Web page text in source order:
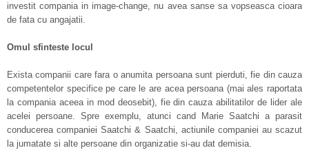
investit compania in image-change, nu avea sanse sa vopseasca cioara
de fata cu angajatii.
Omul sfinteste locul
Exista companii care fara o anumita persoana sunt pierduti, fie din cauza
competentelor specifice pe care le are acea persoana (mai ales raportata
la compania aceea in mod deosebit), fie din cauza abilitatilor de lider ale
acelei persoane. Spre exemplu, atunci cand Marie Saatchi a parasit
conducerea companiei Saatchi & Saatchi, actiunile companiei au scazut
la jumatate si alte persoane din organizatie si-au dat demisia.